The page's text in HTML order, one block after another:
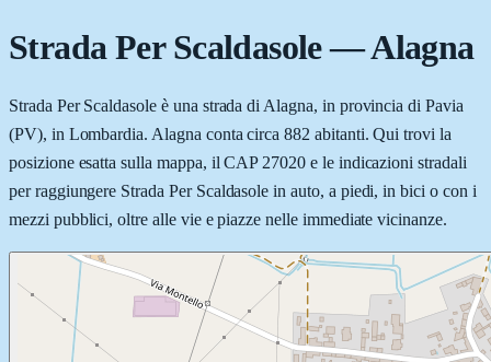
Strada Per Scaldasole—Alagna
Strada Per Scaldasole è una strada di Alagna, in provincia di Pavia
(PV), in Lombardia. Alagna conta circa 882 abitanti. Qui trovi la
posizione esatta sulla mappa, il CAP 27020 e le indicazioni stradali
per raggiungere Strada Per Scaldasole in auto, a piedi, in bici o con i
mezzi pubblici, oltre alle vie e piazze nelle immediate vicinanze.